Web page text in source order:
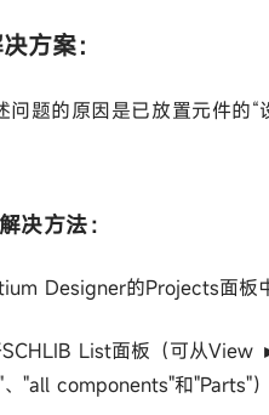
方案：
问题的原因是已放置元件的
决方法：
Designer的Projects面板
List面板（可从
"all components"和"Parts"）